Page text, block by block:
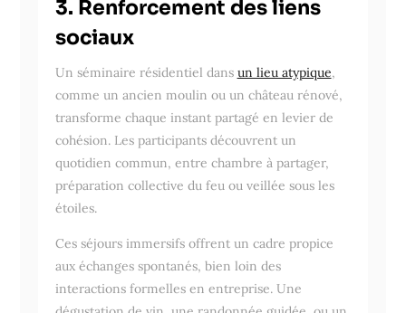
3. Renforcement des liens
sociaux
Un séminaire résidentiel dans un lieu atypique,
comme un ancien moulin ou un château rénové,
transforme chaque instant partagé en levier de
cohésion. Les participants découvrent un
quotidien commun, entre chambre à partager,
préparation collective du feu ou veillée sous les
étoiles.
Ces séjours immersifs offrent un cadre propice
aux échanges spontanés, bien loin des
interactions formelles en entreprise. Une